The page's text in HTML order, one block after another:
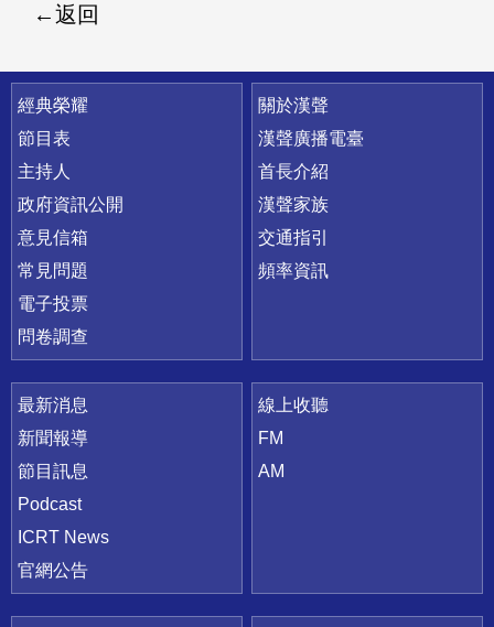
返回
快速連結
經典榮耀
節目表
主持人
政府資訊公開
意見信箱
常見問題
電子投票
問卷調查
關於漢聲
漢聲廣播電臺
首長介紹
漢聲家族
交通指引
頻率資訊
最新消息
新聞報導
節目訊息
Podcast
ICRT News
官網公告
線上收聽
FM
AM